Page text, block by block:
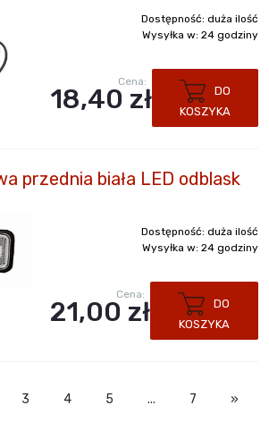
Dostępność: duża ilość
Wysyłka w: 24 godziny
Cena:
18,40 zł
DO
KOSZYKA
przednia biała LED odblask
Dostępność: duża ilość
Wysyłka w: 24 godziny
Cena:
21,00 zł
DO
KOSZYKA
3 4 5 ... 7 »